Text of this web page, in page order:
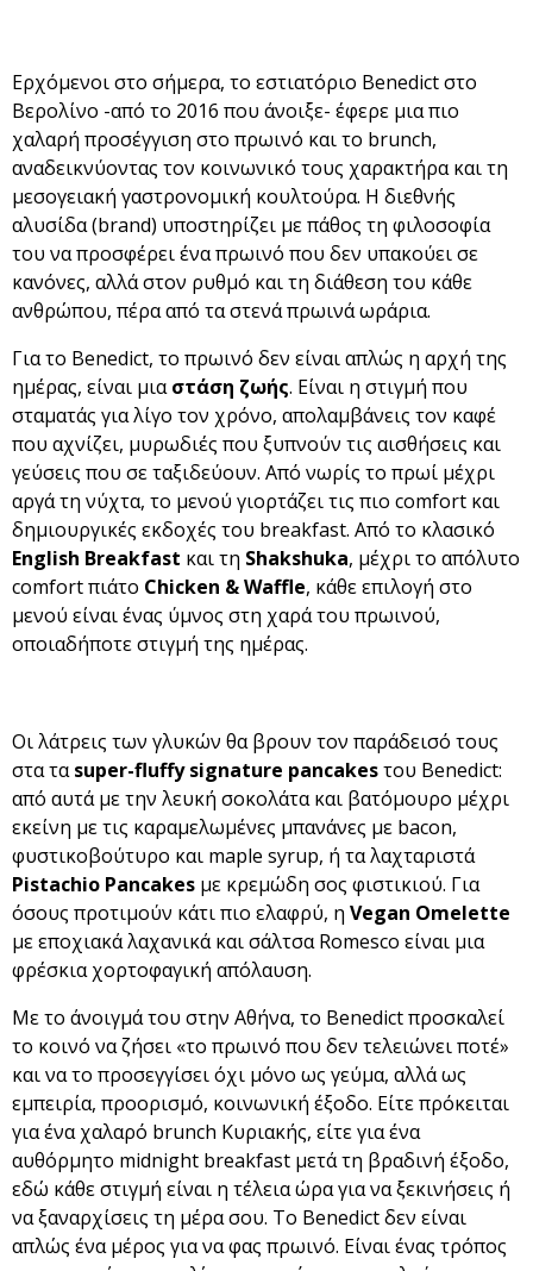
Ερχόμενοι στο σήμερα, το εστιατόριο Benedict στο
Βερολίνο -από το 2016 που άνοιξε- έφερε μια πιο
χαλαρή προσέγγιση στο πρωινό και το brunch,
αναδεικνύοντας τον κοινωνικό τους χαρακτήρα και τη
μεσογειακή γαστρονομική κουλτούρα. Η διεθνής
αλυσίδα (brand) υποστηρίζει με πάθος τη φιλοσοφία
του να προσφέρει ένα πρωινό που δεν υπακούει σε
κανόνες, αλλά στον ρυθμό και τη διάθεση του κάθε
ανθρώπου, πέρα από τα στενά πρωινά ωράρια.
Για το Benedict, το πρωινό δεν είναι απλώς η αρχή της
ημέρας, είναι μιαστάση ζωής. Είναι η στιγμή που
σταματάς για λίγο τον χρόνο, απολαμβάνεις τον καφέ
που αχνίζει, μυρωδιές που ξυπνούν τις αισθήσεις και
γεύσεις που σε ταξιδεύουν. Από νωρίς το πρωί μέχρι
αργά τη νύχτα, το μενού γιορτάζει τις πιο comfort και
δημιουργικές εκδοχές του breakfast. Από το κλασικό
English Breakfast και τη Shakshuka, μέχρι το απόλυτο
comfort πιάτο Chicken &Waffle, κάθε επιλογή στο
μενού είναι ένας ύμνος στη χαρά του πρωινού,
οποιαδήποτε στιγμή της ημέρας.
Οι λάτρεις των γλυκών θα βρουν τον παράδεισό τους
στα ταsuper-fluffysignature pancakesτου Benedict:
από αυτά με την λευκή σοκολάτα και βατόμουρο μέχρι
εκείνη με τις καραμελωμένες μπανάνες με bacon,
φυστικοβούτυρο και maple syrup, ή τα λαχταριστά
Pistachio Pancakes με κρεμώδη σος φιστικιού. Για
όσους προτιμούν κάτι πιο ελαφρύ, η Vegan Omelette
με εποχιακά λαχανικά και σάλτσα Romesco είναι μια
φρέσκια χορτοφαγική απόλαυση.
Με το άνοιγμά του στην Αθήνα, το Benedict προσκαλεί
το κοινό να ζήσει «το πρωινό που δεν τελειώνει ποτέ»
και να το προσεγγίσει όχι μόνο ως γεύμα, αλλά ως
εμπειρία, προορισμό, κοινωνική έξοδο. Είτε πρόκειται
για ένα χαλαρό brunch Κυριακής, είτε για ένα
αυθόρμητο midnight breakfast μετά τη βραδινή έξοδο,
εδώ κάθε στιγμή είναι η τέλεια ώρα για να ξεκινήσεις ή
να ξαναρχίσεις τη μέρα σου. Το Benedict δεν είναι
απλώς ένα μέρος για να φας πρωινό. Είναι ένας τρόπος